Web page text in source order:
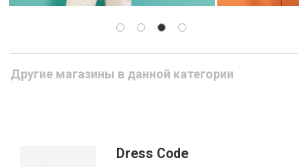
Другие магазины в данной категории
Dress Code